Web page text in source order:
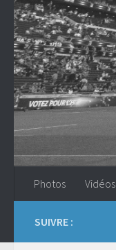
Photos Vidéos
SUIVRE :